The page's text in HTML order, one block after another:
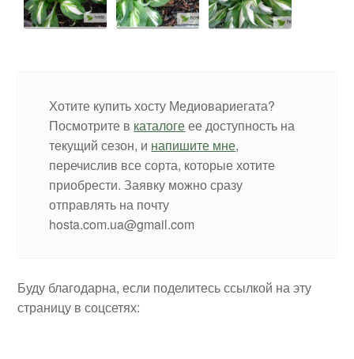
Хотите купить хосту Медиовариегата?
Посмотрите в каталогеее доступность на
текущий сезон, и напишите мне,
перечислив все сорта, которые хотите
приобрести. Заявку можно сразу
отправлять на почту
hosta.com.ua@gmail.com
Буду благодарна, если поделитесь ссылкой на эту
страницу в соцсетях: